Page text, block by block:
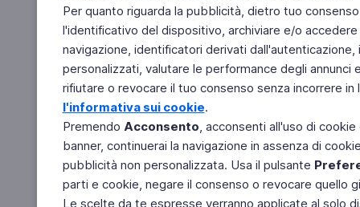
Per quanto riguarda la pubblicità, dietro tuo
l'identificativo del dispositivo, archiviare e/o
navigazione, identificatori derivati
personalizzati, valutare le performance degli
rifiutare o revocare il tuo consenso senza incorrere
l'informativa sui cookie.
Premendo Acconsento, acconsenti all'uso di
banner, continuerai la navigazione in assenza di
pubblicità non personalizzata. Usa il pulsante
parti e cookie, negare il consenso o revocare quello
Le scelte da te espresse verranno applicate al solo